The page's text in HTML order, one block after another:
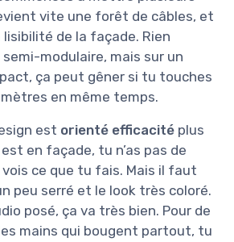
vite une forêt de câbles, et
de la façade. Rien
semi-modulaire, mais sur un
ça peut gêner si tu touches
en même temps.
est orienté efficacité plus
en façade, tu n’as pas de
ce que tu fais. Mais il faut
peu serré et le look très coloré.
posé, ça va très bien. Pour de
mains qui bougent partout, tu